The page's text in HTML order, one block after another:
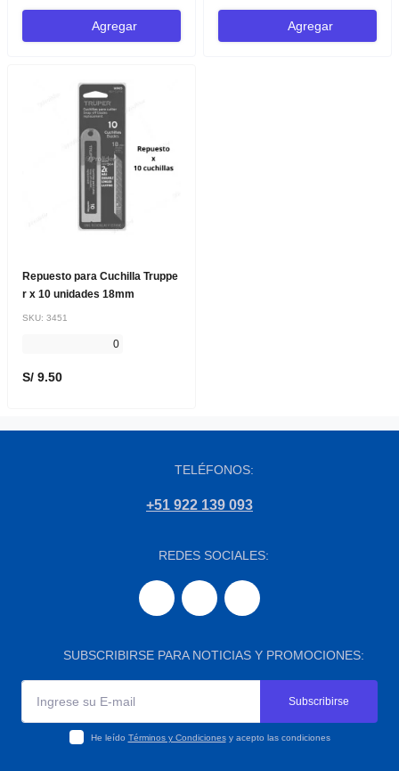
Agregar Agregar
Repuesto para Cuchilla Truppe
r x 10 unidades 18mm
SKU: 3451
0
S/ 9.50
TELÉFONOS:
+51 922 139 093
REDES SOCIALES:
SUBSCRIBIRSE PARA NOTICIAS Y PROMOCIONES:
Subscribirse
He leído Términos y Condicionesy acepto las condiciones